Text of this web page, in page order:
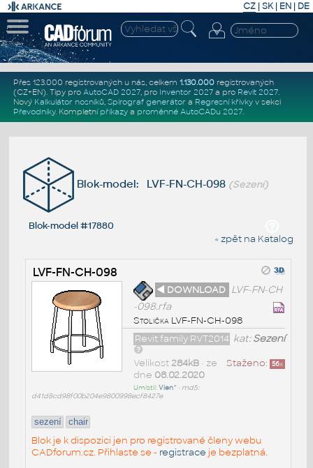
CZ | SK| EN | DE
Přes 123.000 registrovaných u nás, celkem 1.130.000registrovaných
(CZ+EN). Tipy pro AutoCAD 2027, pro Inventor 2027a pro Revit 2027.
Nový Kalkulátor nosníků, Spirograf generátor a Regresní křivkyv sekci
Převodníky. Kompletní příkazya proměnné AutoCADu 2027.
Blok-model: LVF-FN-CH-098 (Sezení)
Blok-model #17880
« zpět na Katalog
LVF-FN-CH-098
◄ DOWNLOAD LVF-FN-CH
-098.rfa
Stolička LVF-FN-CH-098
kat:Sezení
Revit family RVT2014
Staženo: 56x
Velikost 284kB• ze
dne 08.02.2020
Umístil:Vien^ • md5:
d41d8cd98f00b204e9800998ecf8427e
sezení chair
Blok je k dispozici jen pro registrované členy webu
CADforum.cz. Přihlaste se - registrace je bezplatná.